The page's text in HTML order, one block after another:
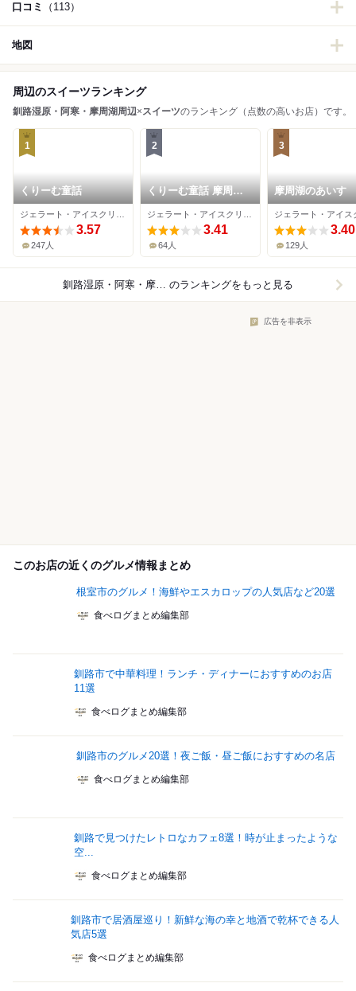
口コミ （113）
地図
周辺のスイーツランキング
釧路湿原・阿寒・摩周湖周辺×スイーツのランキング（点数の高いお店）です。
1
くりーむ童話
3.57
247人
2
くりーむ童話 摩周温
泉 道の駅店
3.41
64人
3
摩周湖のあいす
3.40
129人
釧路湿原・阿寒・摩周湖周辺×スイーツ のランキングをもっと見る
広告を非表示
このお店の近くのグルメ情報まとめ
根室市のグルメ！海鮮やエスカロップの人気店など20選
食べログまとめ編集部
釧路市で中華料理！ランチ・ディナーにおすすめのお店
11選
食べログまとめ編集部
釧路市のグルメ20選！夜ご飯・昼ご飯におすすめの名店
食べログまとめ編集部
釧路で見つけたレトロなカフェ8選！時が止まったような
空...
食べログまとめ編集部
釧路市で居酒屋巡り！新鮮な海の幸と地酒で乾杯できる人
気店5選
食べログまとめ編集部